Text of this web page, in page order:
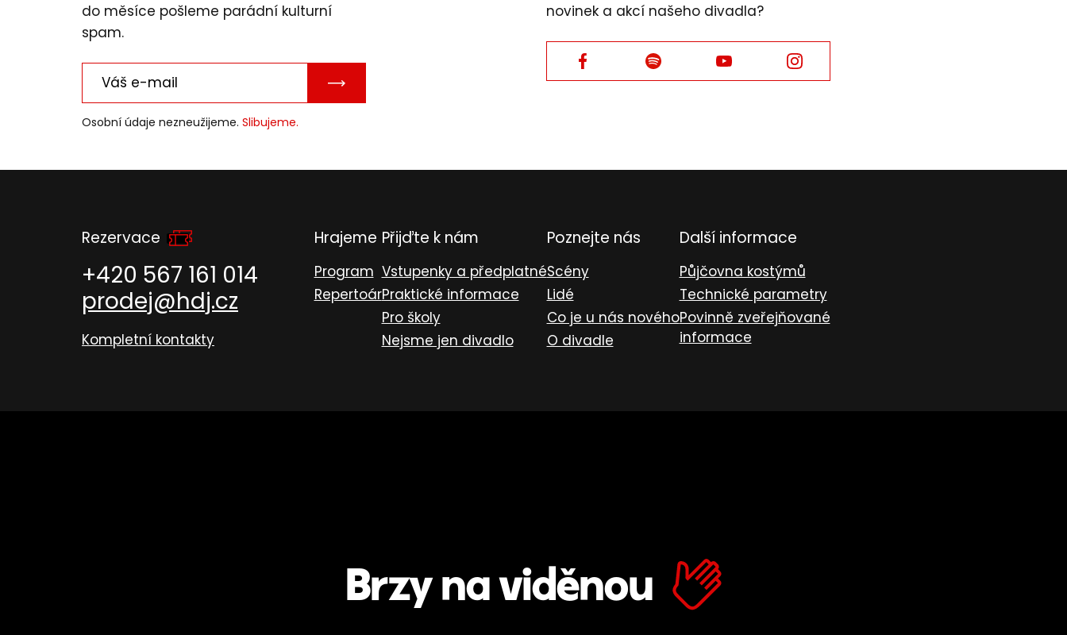
do měsíce pošleme parádní kulturní
spam.
POTVRDIT
E-
Osobní údaje nezneužijeme. Slibujeme.
novinek a akcí našeho divadla?
Facebook Facebook Facebook Facebook
Rezervace
+420 567 161 014
prodej@hdj.cz
Kompletní kontakty
Hrajeme
Program
Repertoár
Přijďte k nám
Vstupenky a předplatné
Praktické informace
Pro školy
Nejsme jen divadlo
Poznejte nás
Scény
Lidé
Co je u nás nového
O divadle
Další informace
Půjčovna kostýmů
Technické parametry
Povinně zveřejňované
informace
Brzy na viděnou